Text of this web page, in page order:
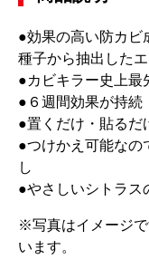
●効果の高い防カ
種子から抽出した
●カビキラー史上最
●６週間効果が持続
●置くだけ・貼るだ
●つけかえ可能なの
し
●やさしいシトラス
※写真はイメージ
います。